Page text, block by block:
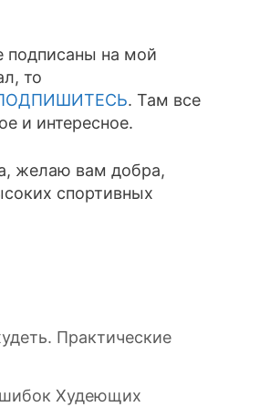
подписаны на мой
то
. Там все
и интересное.
желаю вам добра,
спортивных
Практические
Худеющих